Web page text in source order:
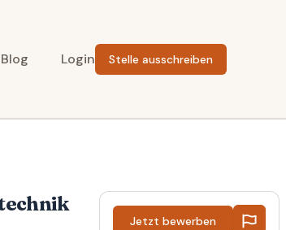
Blog Login Stelle ausschreiben
Jetzt bewerben